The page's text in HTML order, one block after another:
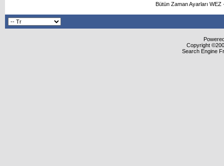
Bütün Zaman Ayarları
Copyright
Search Engine